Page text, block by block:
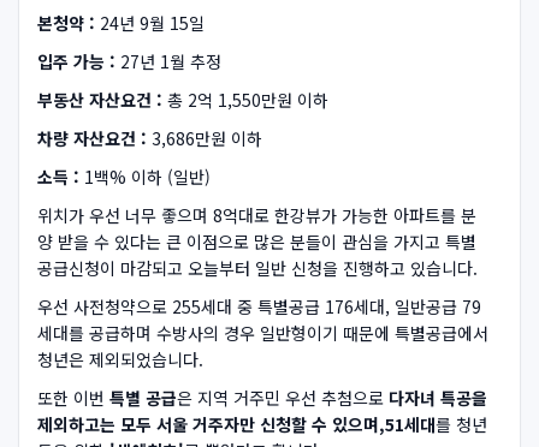
본청약 : 24년 9월 15일
입주 가능 : 27년 1월 추정
부동산 자산요건 : 총 2억 1,550만원 이하
차량 자산요건 : 3,686만원 이하
소득 : 1백% 이하 (일반)
위치가 우선 너무 좋으며 8억대로 한강뷰가 가능한 아파트를 분
양 받을 수 있다는 큰 이점으로 많은 분들이 관심을 가지고 특별
공급신청이 마감되고 오늘부터 일반 신청을 진행하고 있습니다.
우선 사전청약으로 255세대 중 특별공급 176세대, 일반공급 79
세대를 공급하며 수방사의 경우 일반형이기 때문에 특별공급에서
청년은 제외되었습니다.
또한 이번 특별 공급은 지역 거주민 우선 추첨으로 다자녀 특공을
제외하고는 모두 서울 거주자만 신청할 수 있으며,51세대를 청년